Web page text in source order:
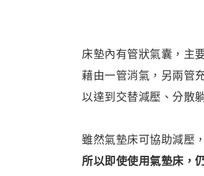
床墊內有管狀氣囊，主
藉由一管消氣，另兩管
以達到交替減壓、分散
雖然氣墊床可協助減壓
所以即使使用氣墊床，